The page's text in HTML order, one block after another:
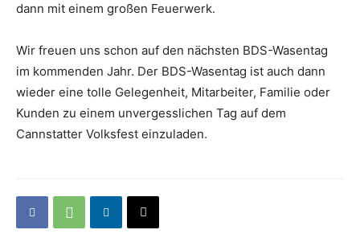
dann mit einem großen Feuerwerk.
Wir freuen uns schon auf den nächsten BDS-Wasentag
im kommenden Jahr. Der BDS-Wasentag ist auch dann
wieder eine tolle Gelegenheit, Mitarbeiter, Familie oder
Kunden zu einem unvergesslichen Tag auf dem
Cannstatter Volksfest einzuladen.